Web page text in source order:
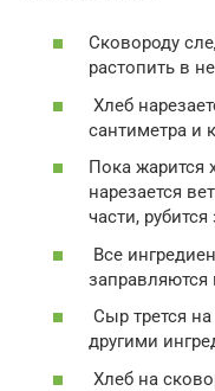
Сковороду
растопить в
Хлеб
сантиметра и
Пока жарится
нарезается
части, рубится
Все
Сыр трется
другими
Хлеб на